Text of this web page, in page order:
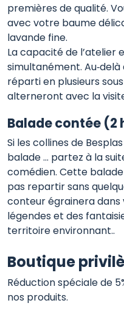
premières de qualité.
avec votre baume
lavande fine.
La capacité de l’atelier
simultanément.
réparti en plusieurs
alterneront avec la
Balade contée (2
Si les collines de
balade ... partez à la
comédien. Cette
pas repartir sans
conteur égrainera dans
légendes et des
territoire environnant..
Boutique
Réduction spéciale de
nos produits.